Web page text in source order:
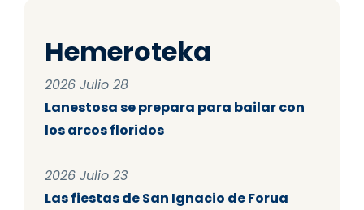
Hemeroteka
2026 Julio 28
Lanestosa se prepara para bailar con
los arcos floridos
2026 Julio 23
Las fiestas de San Ignacio de Forua